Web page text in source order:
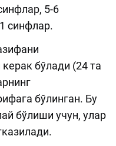
5-6
синфлар.
бўлади (24 та
бўлинган. Бу
бўлиши учун, улар